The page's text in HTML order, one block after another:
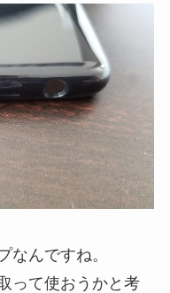
なんですね。
って使おうかと考